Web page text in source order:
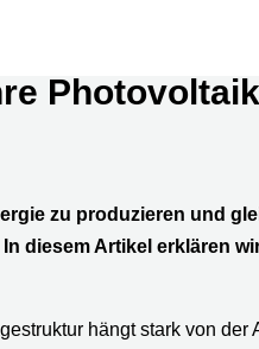
zu produzieren und
diesem Artikel erklären
hängt stark von